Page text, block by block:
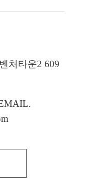
처타운2 609